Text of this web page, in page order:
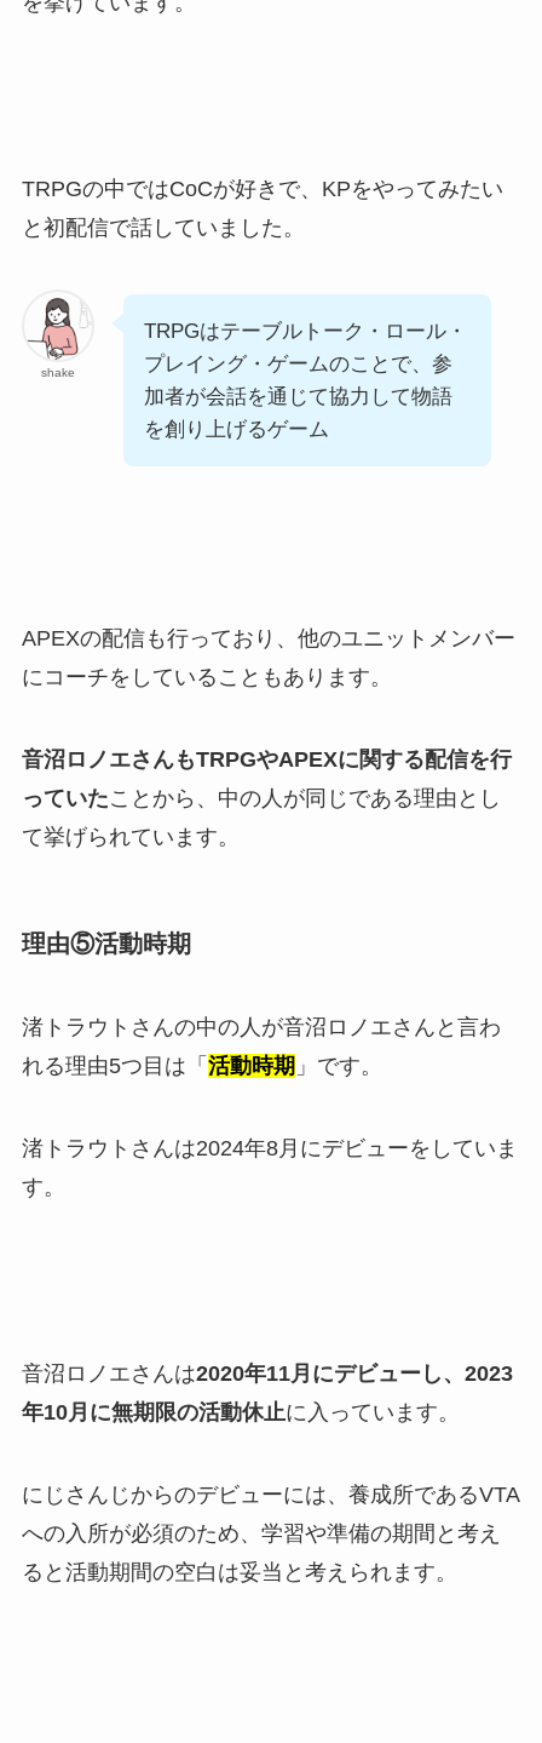
TRPGの中ではCoCが好きで、KPをやってみたい
と初配信で話していました。
shake
TRPGはテーブルトーク・ロール・
プレイング・ゲームのことで、参
加者が会話を通じて協力して物語
を創り上げるゲーム
APEXの配信も行っており、他のユニットメンバー
にコーチをしていることもあります。
音沼ロノエさんもTRPGやAPEXに関する配信を行
っていたことから、中の人が同じである理由とし
て挙げられています。
理由⑤活動時期
渚トラウトさんの中の人が音沼ロノエさんと言わ
れる理由5つ目は「 活動時期 」です。
渚トラウトさんは2024年8月にデビューをしていま
す。
音沼ロノエさんは2020年11月にデビューし、2023
年10月に無期限の活動休止に入っています。
にじさんじからのデビューには、養成所であるVTA
への入所が必須のため、学習や準備の期間と考え
ると活動期間の空白は妥当と考えられます。